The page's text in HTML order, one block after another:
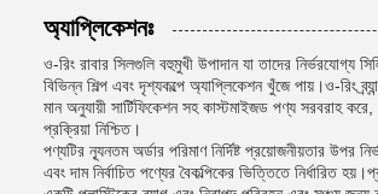
অ্যাপ্লিকেশনঃ
ও-রিং রাবার সিলগুলি বহুমুখী উপাদান যা তাদের নির্ভরযোগ্য
বিভিন্ন শিল্প এবং দৃশ্যকল্পে অ্যাপ্লিকেশন খুঁজে পায়।ও-রিং
মান অনুযায়ী সার্টিফিকেশন সহ কাস্টমাইজড পণ্য সরবরাহ করে,
প্রক্রিয়া নিশ্চিত।
পণ্যটির ন্যূনতম অর্ডার পরিমাণ নির্দিষ্ট প্রয়োজনীয়তার উপর
এবং দাম নির্বাচিত পণ্যের বৈকল্পিকের ভিত্তিতে নির্ধারিত